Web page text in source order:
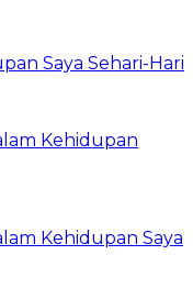
Saya Sehari-Hari
Kehidupan
Kehidupan Saya